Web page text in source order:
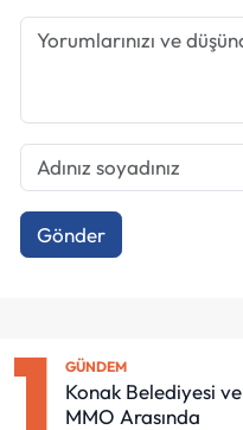
Gönder
GÜNDEM
Konak Belediyesi ve
MMO Arasında